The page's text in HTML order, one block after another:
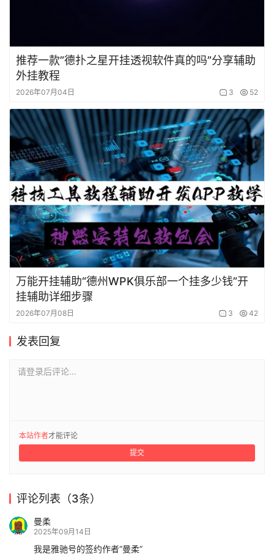
推荐一款”德扑之星开挂透视软件真的吗”分享辅助
外挂教程
2026年07月04日 3 52
万能开挂辅助“德州WPK俱乐部一个挂多少钱”开
挂辅助详细步骤
2026年07月08日 3 42
发表回复
请登录后评论...
本站作者才能评论
提交
评论列表（3条）
曼柔
2025年09月14日
我是雅驰号的签约作者“曼柔”